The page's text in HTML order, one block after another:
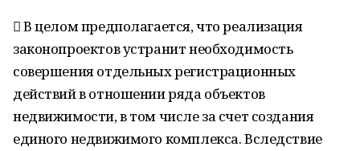
 В целом предполагается, что реализация
законопроектов устранит необходимость
совершения отдельных регистрационных
действий в отношении ряда объектов
недвижимости, в том числе за счет создания
единого недвижимого комплекса. Вследствие